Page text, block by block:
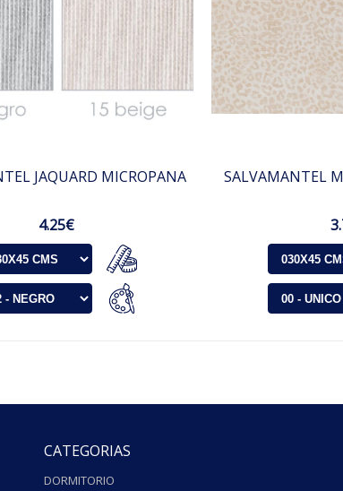
JAQUARD MICROPANA
4.25€
SALVAMANTEL
CATEGORIAS
DORMITORIO